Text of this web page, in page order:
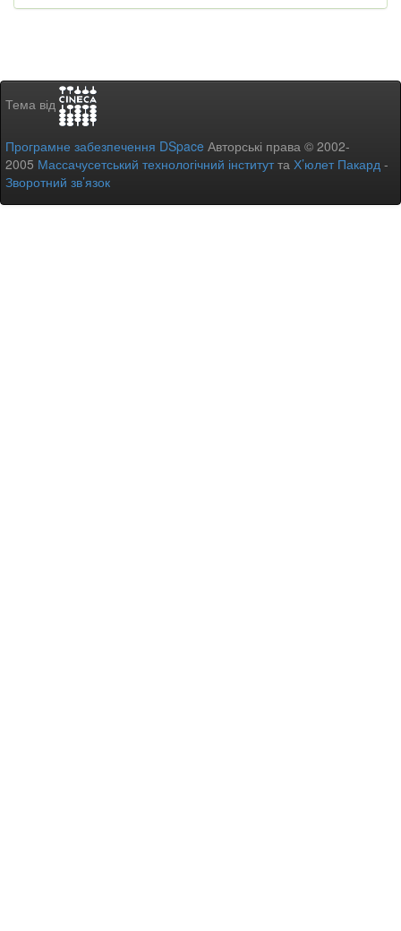
Тема від
Програмне забезпечення DSpace Авторські права © 2002-
2005 Массачусетський технологічний інститутта Х’юлет Пакард -
Зворотний зв’язок